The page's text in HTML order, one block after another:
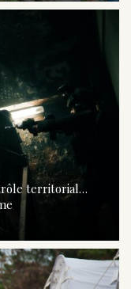
territorial…